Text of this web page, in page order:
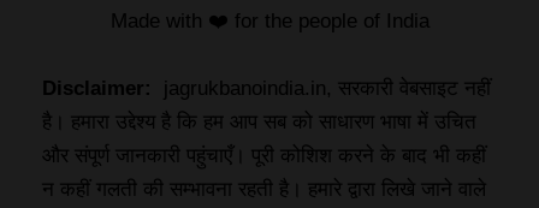
Made with ❤️ for the people of India
Disclaimer:
jagrukbanoindia.in, सरकारी वेबसाइट नहीं
है। हमारा उद्देश्य है कि हम आप सब को साधारण भाषा में उचित
और संपूर्ण जानकारी पहुंचाएँ। पूरी कोशिश करने के बाद भी कहीं
न कहीं गलती की सम्भावना रहती है। हमारे द्वारा लिखे जाने वाले